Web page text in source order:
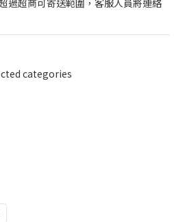
過超商可寄送範圍，客服人員將連絡
categories